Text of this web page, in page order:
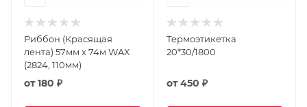
Риббон (Красящая
лента) 57мм х 74м WAX
(2824, 110мм)
от180 ₽
Термоэтикетка
20*30/1800
от450 ₽